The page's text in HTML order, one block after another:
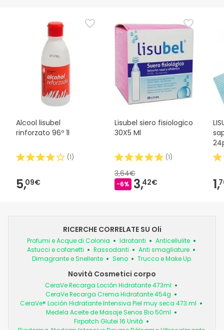
Alcool lisubel
rinforzato 96º 1l
(1)
5,09€
Lisubel siero fisiologico
30X5 Ml
(1)
3,64€
-6% 3,42€ 1,
RICERCHE CORRELATE SU Oli
Profumi e Acque di Colonia Idratanti
Anticellulite
Astucci e cofanetti
Rassodanti
Anti smagliature
Dimagrante e Snellente
Seno Trucco e Make Up
Novità Cosmetici corpo
CeraVe Recarga Loción Hidratante 473ml
CeraVe Recarga Crema Hidratante 454g
CeraVe® Loción Hidratante Intensiva Piel muy seca 473 ml
Medela Aceite de Masaje Senos Bio 50ml
Firpatch Glutei 16 Unità